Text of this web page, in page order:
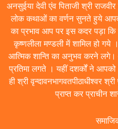
अनसुईया देवी एंव पिताजी श्री
लोक कथाओं का वर्णन सुनते हुये
का प्रभाव आप पर इस कदर पड़ा कि
कृष्णलीला मण्डली में शामिल हो गये
आत्मिक शान्ति का अनुभव करने लगे।
प्रतिमा लगते । यहीं दशर्कों ने आपको
ही श्री वृन्दावनभागवतपीठाधीश्वर
प्राप्त कर प्राचीन